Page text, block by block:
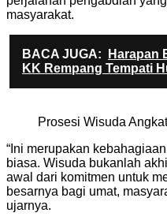
masyarakat.
BACA JUGA:
Harapan
KK Rempang Tempati
Prosesi Wisuda
“Ini merupakan
biasa. Wisuda bukanlah
awal dari komitmen untuk
besarnya bagi umat,
ujarnya.